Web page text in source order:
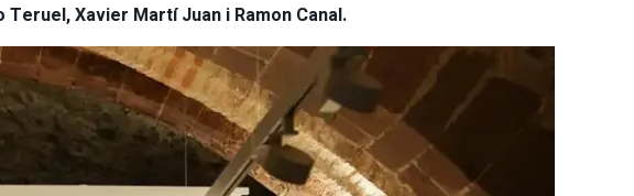
Xavier Martí Juan i Ramon Canal.